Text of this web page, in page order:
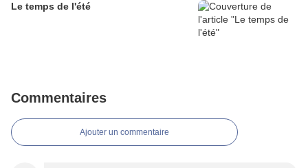
Le temps de l'été
Commentaires
Ajouter un commentaire